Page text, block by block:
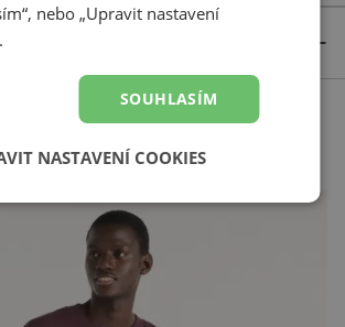
prohlížené
nebo „Upravit nastavení
SOUHLASÍM
NASTAVENÍ COOKIES